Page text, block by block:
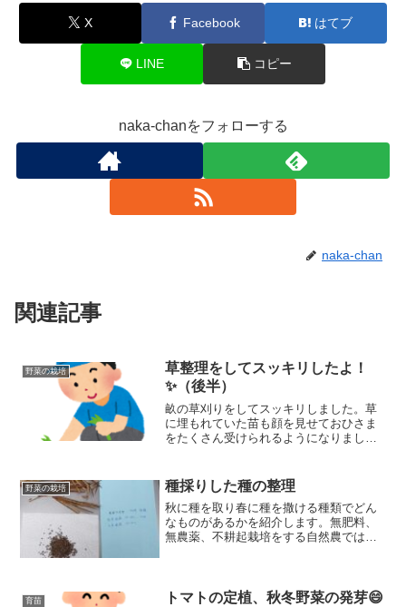
X Facebook はてブ
LINE コピー
naka-chanをフォローする
naka-chan
関連記事
野菜の栽培
草整理をしてスッキリしたよ！
✨（後半）
畝の草刈りをしてスッキリしました。草
に埋もれていた苗も顔を見せておひさま
をたくさん受けられるようになりました
野菜の栽培 種採りした種の整理
秋に種を取り春に種を撒ける種類でどん
なものがあるかを紹介します。無肥料、
無農薬、不耕起栽培をする自然農では種
育苗 トマトの定植、秋冬野菜の発芽😄